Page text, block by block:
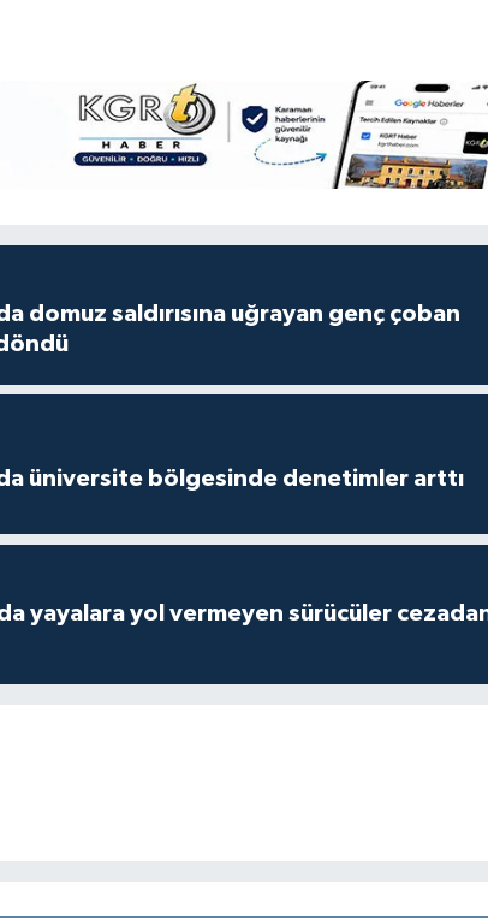
domuz saldırısına uğrayan genç çoban
üniversite bölgesinde denetimler arttı
yayalara yol vermeyen sürücüler